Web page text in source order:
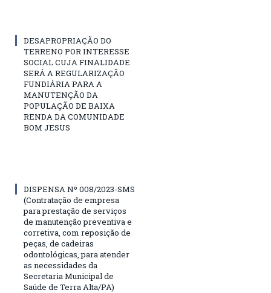
DESAPROPRIAÇÃO DO
TERRENO POR INTERESSE
SOCIAL CUJA FINALIDADE
SERÁ A REGULARIZAÇÃO
FUNDIÁRIA PARA A
MANUTENÇÃO DA
POPULAÇÃO DE BAIXA
RENDA DA COMUNIDADE
BOM JESUS
DISPENSA Nº 008/2023-SMS
(Contratação de empresa
para prestação de serviços
de manutenção preventiva e
corretiva, com reposição de
peças, de cadeiras
odontológicas, para atender
as necessidades da
Secretaria Municipal de
Saúde de Terra Alta/PA)